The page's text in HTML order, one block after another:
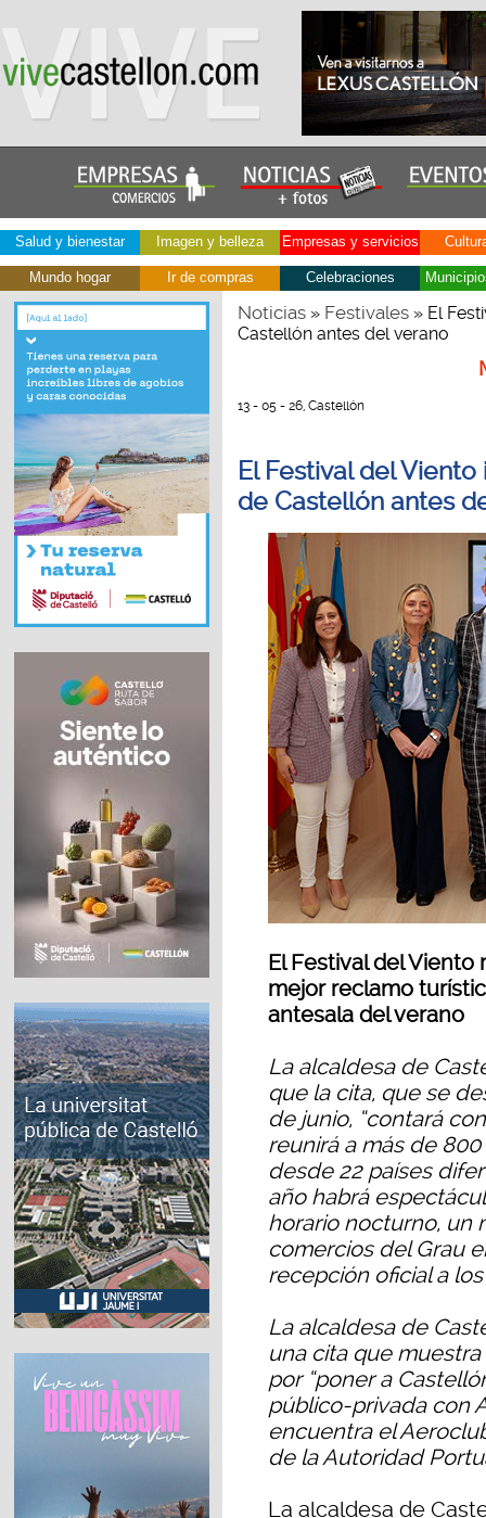
Salud y bienestar Imagen y belleza Empresas y servicios
Mundo hogar Ir de compras Celebraciones
Noticias» Festivales» El
Castellón antes del verano
13 - 05 - 26, Castellón
El Festival del
de Castellón antes
El Festival del
mejor reclamo
antesala del verano
La alcaldesa de
que la cita, que se
de junio, “contará
reunirá a más de
desde 22 países
año habrá
horario nocturno, un
comercios del Grau
recepción oficial a
La alcaldesa de
una cita que
por “poner a
público-privada con
encuentra el
de la Autoridad
La alcaldesa de